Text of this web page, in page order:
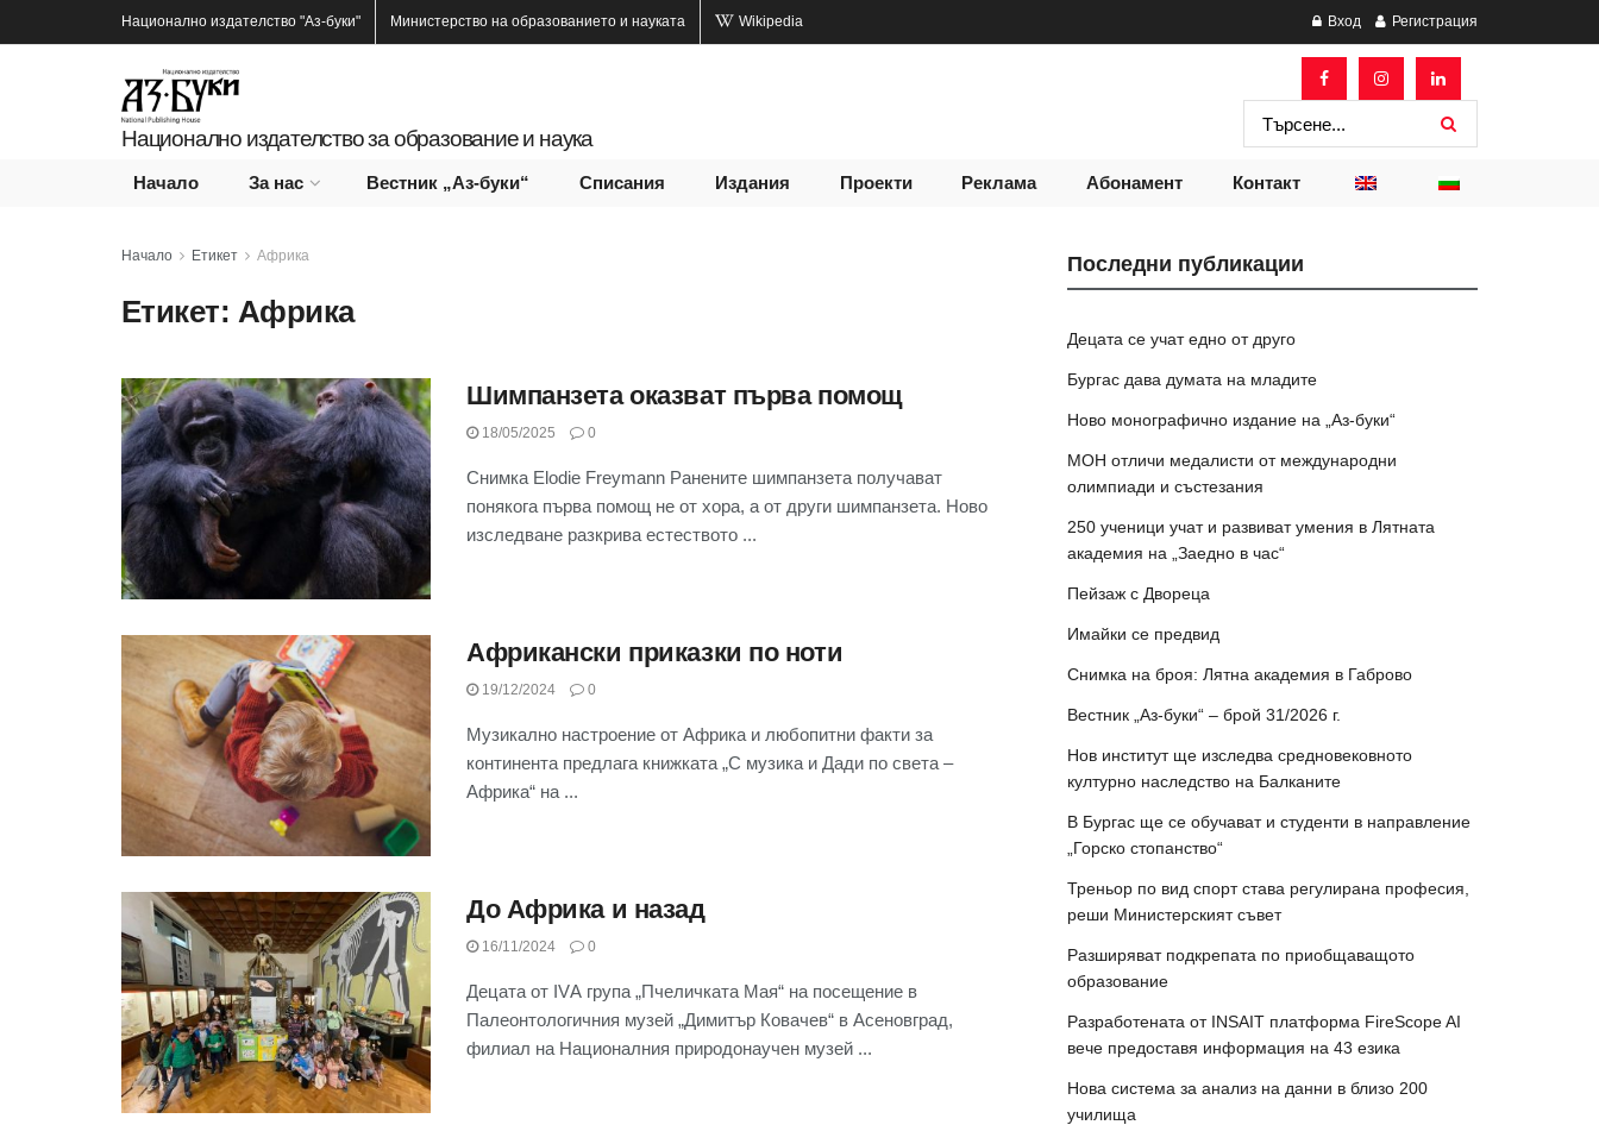
Национално издателство "Аз-буки" Министерство на образованието и науката Wikipedia Вход Регистрация
Национално издателство за образование и наука
Начало За нас Вестник „Аз-буки“ Списания Издания Проекти Реклама Абонамент Контакт
Начало Етикет Африка
Етикет: Африка
Шимпанзета оказват първа помощ
18/05/2025 0
Снимка Elodie Freymann Ранените шимпанзета получават
понякога първа помощ не от хора, а от други шимпанзета. Ново
изследване разкрива естеството ...
Африкански приказки по ноти
19/12/2024 0
Музикално настроение от Африка и любопитни факти за
континента предлага книжката „С музика и Дади по света –
Африка“ на ...
До Африка и назад
16/11/2024 0
Децата от IVА група „Пчеличката Мая“ на посещение в
Палеонтологичния музей „Димитър Ковачев“ в Асеновград,
филиал на Националния природонаучен музей ...
Последни публикации
Децата се учат едно от друго
Бургас дава думата на младите
Ново монографично издание на „Аз-буки“
МОН отличи медалисти от международни
олимпиади и състезания
250 ученици учат и развиват умения в Лятната
академия на „Заедно в час“
Пейзаж с Двореца
Имайки се предвид
Снимка на броя: Лятна академия в Габрово
Вестник „Аз-буки“ – брой 31/2026 г.
Нов институт ще изследва средновековното
културно наследство на Балканите
В Бургас ще се обучават и студенти в направление
„Горско стопанство“
Треньор по вид спорт става регулирана професия,
реши Министерският съвет
Разширяват подкрепата по приобщаващото
образование
Разработената от INSAIT платформа FireScope AI
вече предоставя информация на 43 езика
Нова система за анализ на данни в близо 200
училища